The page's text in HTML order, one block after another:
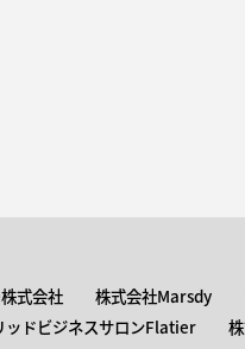
式会社 株式会社Marsdy
ッドビジネスサロンFlatier